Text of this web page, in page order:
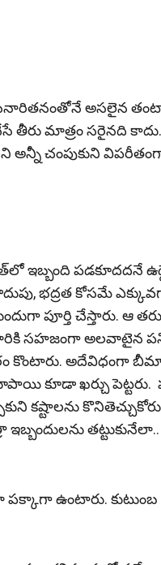
అసలైన తంటా..
చేసే తీరు మాత్రం సరైనది
చంపుకుని
ప‌డ‌కూద‌ద‌నే
భ‌ద్ర‌త కోస‌మే
పూర్తి చేస్తారు. ఆ
సహజంగా అలవాటైన పని.
కొంటారు. అదేవిధంగా
కూడా ఖ‌ర్చు
క‌ష్టాల‌ను
త‌ట్టుకునేలా..
ఉంటారు. కుటుంబ